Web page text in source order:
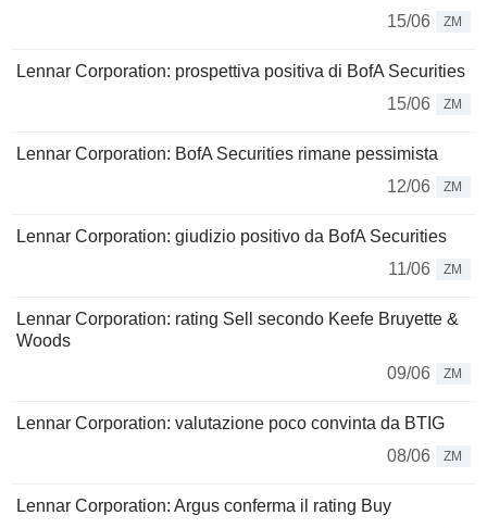
15/06
ZM
Lennar Corporation: prospettiva positiva di BofA Securities
15/06
ZM
Lennar Corporation: BofA Securities rimane pessimista
12/06
ZM
Lennar Corporation: giudizio positivo da BofA Securities
11/06
ZM
Lennar Corporation: rating Sell secondo Keefe Bruyette &
Woods
09/06
ZM
Lennar Corporation: valutazione poco convinta da BTIG
08/06
ZM
Lennar Corporation: Argus conferma il rating Buy